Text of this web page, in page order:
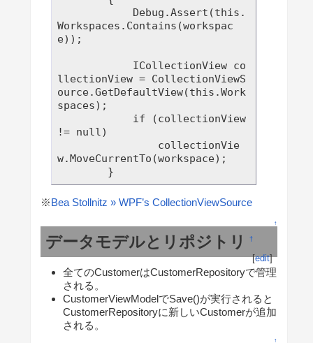
Workspaces.Contains(workspac
e));
llectionView = CollectionViewS
ource.GetDefaultView(this.Work
spaces);
!= null)
w.MoveCurrentTo(workspace);
※Bea Stollnitz » WPF’s CollectionViewSource
↑
データモデルとリポジトリ †
[edit]
全てのCustomerはCustomerRepositoryで管理
される。
CustomerViewModelでSave()が実行されると
CustomerRepositoryに新しいCustomerが追加
される。
↑